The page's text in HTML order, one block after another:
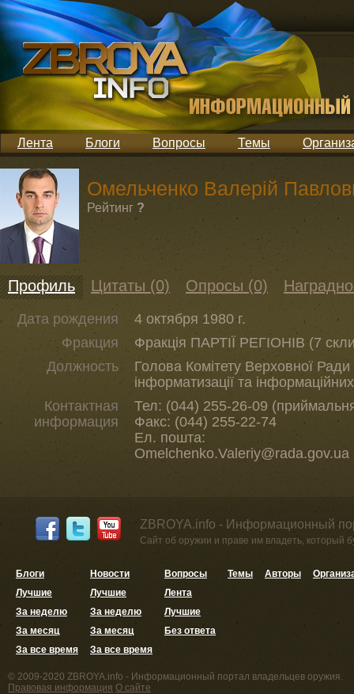
Лента Блоги Вопросы Темы
Омельченко Валерій
Рейтинг ?
Профиль Цитаты (0) Опросы (0)
Дата рождения
4 октября 1980 г.
Фракция
Фракція ПАРТІЇ РЕГІОНІВ (7
Должность
Голова Комітету Верховної Ради
інформатизації та
Контактная
информация
Тел: (044) 255-26-09
Факс: (044) 255-22-74
Ел. пошта:
Omelchenko.Valeriy@rada.gov.ua
ZBROYA.info - Информационный
Сайт об оружии и праве им владеть, который
Блоги
Лучшие
За неделю
За месяц
За все время
Новости
Лучшие
За неделю
За месяц
За все время
Вопросы
Лента
Лучшие
Без ответа
Темы Авторы
© 2009-2020 ZBROYA.info - Информационный портал владельцев оружия.
Правовая информация О сайте